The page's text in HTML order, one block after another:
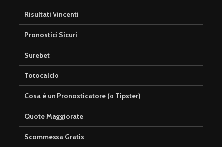
Risultati Vincenti
Pronostici Sicuri
Surebet
Totocalcio
Cosa è un Pronosticatore (o Tipster)
Quote Maggiorate
Scommessa Gratis